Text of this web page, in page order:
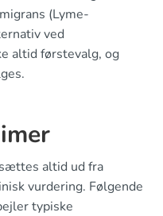
(Lyme-
ved
altid førstevalg, og
altid ud fra
vurdering. Følgende
typiske